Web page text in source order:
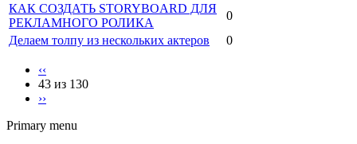
КАК СОЗДАТЬ STORYBOARD ДЛЯ
РЕКЛАМНОГО РОЛИКА
0
Делаем толпу из нескольких актеров
0
‹‹
43 из 130
››
Primary menu